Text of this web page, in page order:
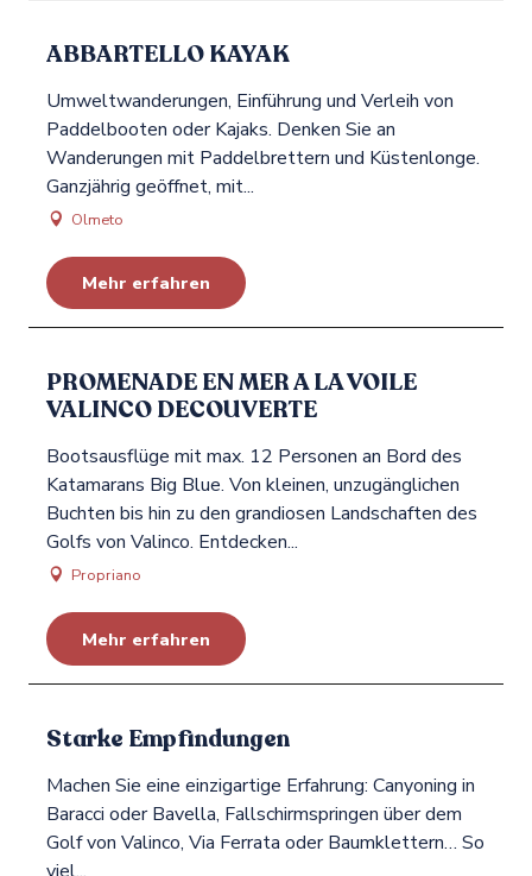
ABBARTELLO KAYAK
Umweltwanderungen, Einführung und Verleih von
Paddelbooten oder Kajaks. Denken Sie an
Wanderungen mit Paddelbrettern und Küstenlonge.
Ganzjährig geöffnet, mit...
Olmeto
Mehr erfahren
PROMENADE EN MER A LA VOILE
VALINCO DECOUVERTE
Bootsausflüge mit max. 12 Personen an Bord des
Katamarans Big Blue. Von kleinen, unzugänglichen
Buchten bis hin zu den grandiosen Landschaften des
Golfs von Valinco. Entdecken...
Propriano
Mehr erfahren
Starke Empfindungen
Machen Sie eine einzigartige Erfahrung: Canyoning in
Baracci oder Bavella, Fallschirmspringen über dem
Golf von Valinco, Via Ferrata oder Baumklettern… So